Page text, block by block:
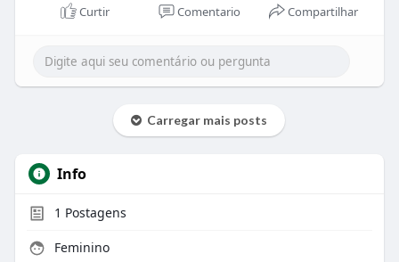
Curtir Comentario Compartilhar
Carregar mais posts
Info
1 Postagens
Feminino